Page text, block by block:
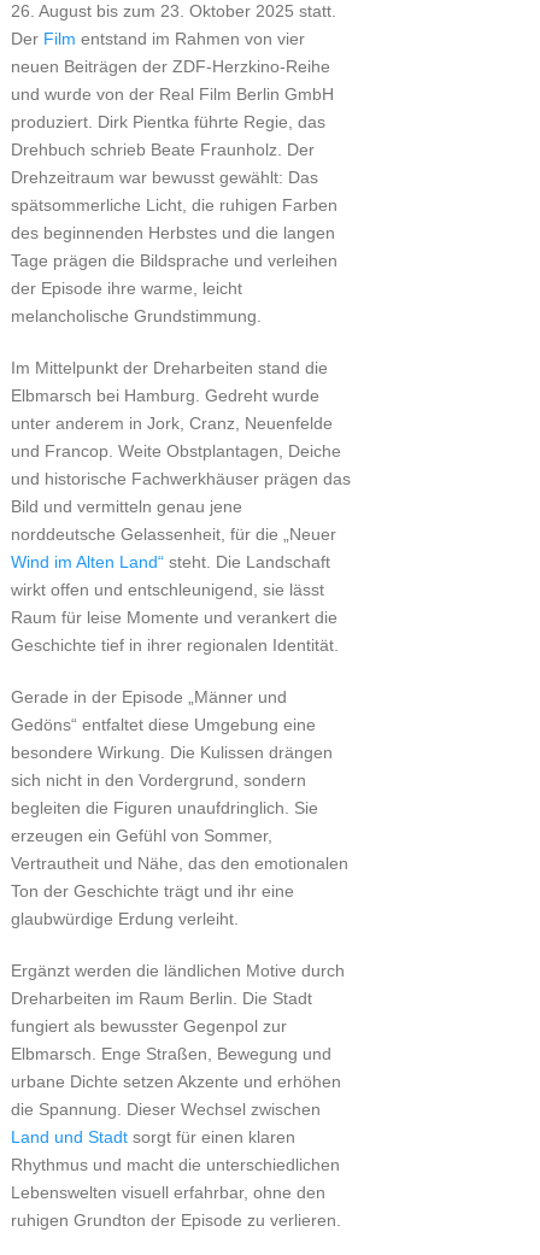
26. August bis zum 23. Oktober 2025 statt.
Der Film entstand im Rahmen von vier
neuen Beiträgen der ZDF‑Herzkino‑Reihe
und wurde von der Real Film Berlin GmbH
produziert. Dirk Pientka führte Regie, das
Drehbuch schrieb Beate Fraunholz. Der
Drehzeitraum war bewusst gewählt: Das
spätsommerliche Licht, die ruhigen Farben
des beginnenden Herbstes und die langen
Tage prägen die Bildsprache und verleihen
der Episode ihre warme, leicht
melancholische Grundstimmung.
Im Mittelpunkt der Dreharbeiten stand die
Elbmarsch bei Hamburg. Gedreht wurde
unter anderem in Jork, Cranz, Neuenfelde
und Francop. Weite Obstplantagen, Deiche
und historische Fachwerkhäuser prägen das
Bild und vermitteln genau jene
norddeutsche Gelassenheit, für die „Neuer
Wind im Alten Land“steht. Die Landschaft
wirkt offen und entschleunigend, sie lässt
Raum für leise Momente und verankert die
Geschichte tief in ihrer regionalen Identität.
Gerade in der Episode „Männer und
Gedöns“ entfaltet diese Umgebung eine
besondere Wirkung. Die Kulissen drängen
sich nicht in den Vordergrund, sondern
begleiten die Figuren unaufdringlich. Sie
erzeugen ein Gefühl von Sommer,
Vertrautheit und Nähe, das den emotionalen
Ton der Geschichte trägt und ihr eine
glaubwürdige Erdung verleiht.
Ergänzt werden die ländlichen Motive durch
Dreharbeiten im Raum Berlin. Die Stadt
fungiert als bewusster Gegenpol zur
Elbmarsch. Enge Straßen, Bewegung und
urbane Dichte setzen Akzente und erhöhen
die Spannung. Dieser Wechsel zwischen
Land und Stadtsorgt für einen klaren
Rhythmus und macht die unterschiedlichen
Lebenswelten visuell erfahrbar, ohne den
ruhigen Grundton der Episode zu verlieren.